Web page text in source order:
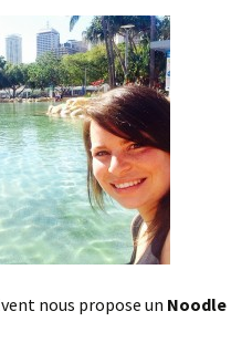
nous propose un Noodle